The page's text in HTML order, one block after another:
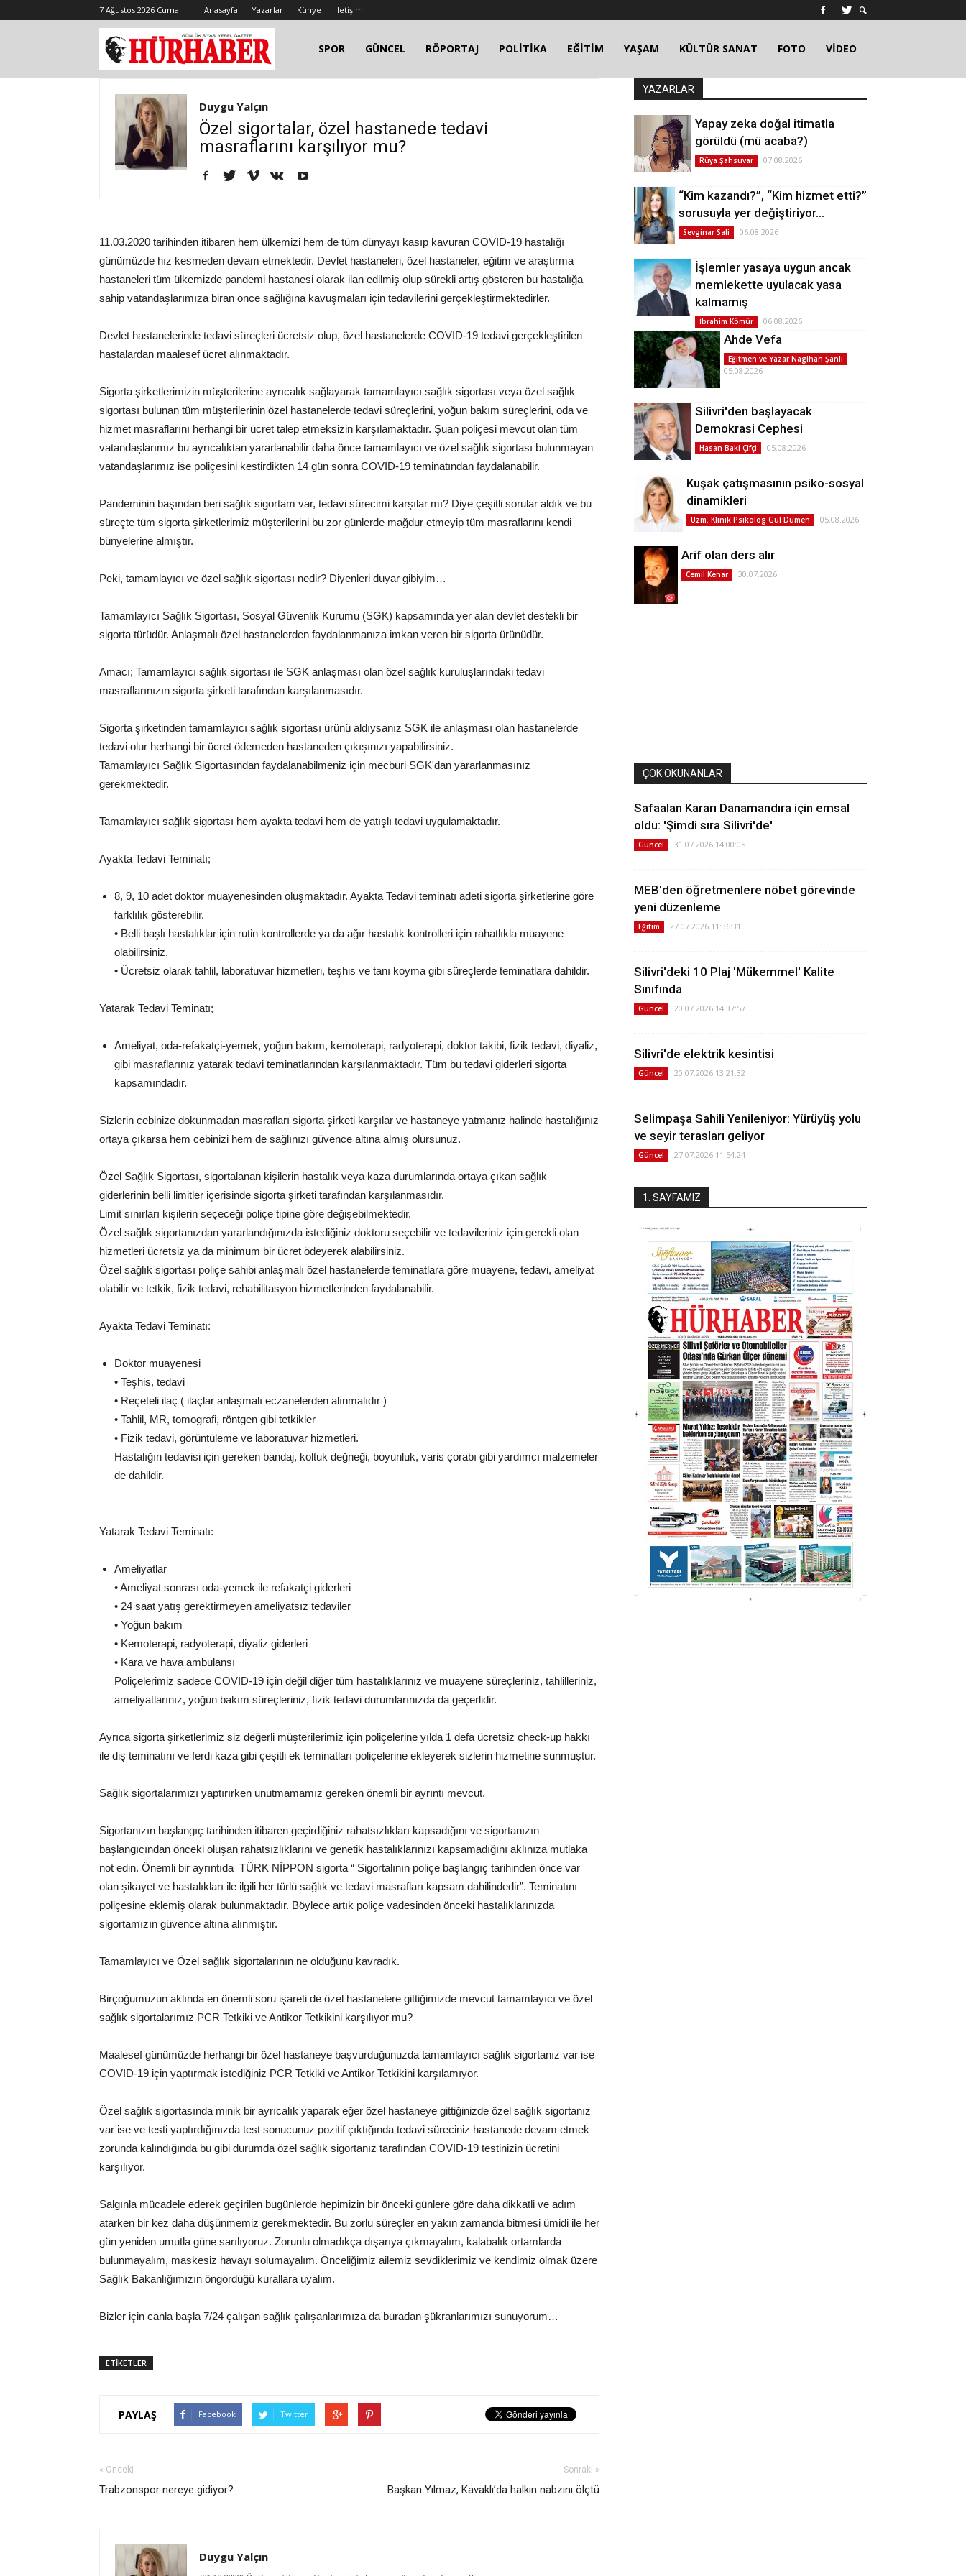
7 Ağustos 2026 Cuma Anasayfa Yazarlar Künye İletişim
SPOR GÜNCEL RÖPORTAJ POLİTİKA EĞİTİM YAŞAM KÜLTÜR SANAT FOTO VİDEO
Duygu Yalçın
Özel sigortalar, özel hastanede tedavi
masraflarını karşılıyor mu?
11.03.2020 tarihinden itibaren hem ülkemizi hem de tüm dünyayı kasıp kavuran COVID-19 hastalığı
günümüzde hız kesmeden devam etmektedir. Devlet hastaneleri, özel hastaneler, eğitim ve araştırma
hastaneleri tüm ülkemizde pandemi hastanesi olarak ilan edilmiş olup sürekli artış gösteren bu hastalığa
sahip vatandaşlarımıza biran önce sağlığına kavuşmaları için tedavilerini gerçekleştirmektedirler.
Devlet hastanelerinde tedavi süreçleri ücretsiz olup, özel hastanelerde COVID-19 tedavi gerçekleştirilen
hastalardan maalesef ücret alınmaktadır.
Sigorta şirketlerimizin müşterilerine ayrıcalık sağlayarak tamamlayıcı sağlık sigortası veya özel sağlık
sigortası bulunan tüm müşterilerinin özel hastanelerde tedavi süreçlerini, yoğun bakım süreçlerini, oda ve
hizmet masraflarını herhangi bir ücret talep etmeksizin karşılamaktadır. Şuan poliçesi mevcut olan tüm
vatandaşlarımız bu ayrıcalıktan yararlanabilir daha önce tamamlayıcı ve özel sağlık sigortası bulunmayan
vatandaşlarımız ise poliçesini kestirdikten 14 gün sonra COVID-19 teminatından faydalanabilir.
Pandeminin başından beri sağlık sigortam var, tedavi sürecimi karşılar mı? Diye çeşitli sorular aldık ve bu
süreçte tüm sigorta şirketlerimiz müşterilerini bu zor günlerde mağdur etmeyip tüm masraflarını kendi
bünyelerine almıştır.
Peki, tamamlayıcı ve özel sağlık sigortası nedir? Diyenleri duyar gibiyim…
Tamamlayıcı Sağlık Sigortası, Sosyal Güvenlik Kurumu (SGK) kapsamında yer alan devlet destekli bir
sigorta türüdür. Anlaşmalı özel hastanelerden faydalanmanıza imkan veren bir sigorta ürünüdür.
Amacı; Tamamlayıcı sağlık sigortası ile SGK anlaşması olan özel sağlık kuruluşlarındaki tedavi
masraflarınızın sigorta şirketi tarafından karşılanmasıdır.
Sigorta şirketinden tamamlayıcı sağlık sigortası ürünü aldıysanız SGK ile anlaşması olan hastanelerde
tedavi olur herhangi bir ücret ödemeden hastaneden çıkışınızı yapabilirsiniz.
Tamamlayıcı Sağlık Sigortasından faydalanabilmeniz için mecburi SGK'dan yararlanmasınız
gerekmektedir.
Tamamlayıcı sağlık sigortası hem ayakta tedavi hem de yatışlı tedavi uygulamaktadır.
Ayakta Tedavi Teminatı;
8, 9, 10 adet doktor muayenesinden oluşmaktadır. Ayakta Tedavi teminatı adeti sigorta şirketlerine göre
farklılık gösterebilir.
• Belli başlı hastalıklar için rutin kontrollerde ya da ağır hastalık kontrolleri için rahatlıkla muayene
olabilirsiniz.
• Ücretsiz olarak tahlil, laboratuvar hizmetleri, teşhis ve tanı koyma gibi süreçlerde teminatlara dahildir.
Yatarak Tedavi Teminatı;
Ameliyat, oda-refakatçi-yemek, yoğun bakım, kemoterapi, radyoterapi, doktor takibi, fizik tedavi, diyaliz,
gibi masraflarınız yatarak tedavi teminatlarından karşılanmaktadır. Tüm bu tedavi giderleri sigorta
kapsamındadır.
Sizlerin cebinize dokunmadan masrafları sigorta şirketi karşılar ve hastaneye yatmanız halinde hastalığınız
ortaya çıkarsa hem cebinizi hem de sağlınızı güvence altına almış olursunuz.
Özel Sağlık Sigortası, sigortalanan kişilerin hastalık veya kaza durumlarında ortaya çıkan sağlık
giderlerinin belli limitler içerisinde sigorta şirketi tarafından karşılanmasıdır.
Limit sınırları kişilerin seçeceği poliçe tipine göre değişebilmektedir.
Özel sağlık sigortanızdan yararlandığınızda istediğiniz doktoru seçebilir ve tedavileriniz için gerekli olan
hizmetleri ücretsiz ya da minimum bir ücret ödeyerek alabilirsiniz.
Özel sağlık sigortası poliçe sahibi anlaşmalı özel hastanelerde teminatlara göre muayene, tedavi, ameliyat
olabilir ve tetkik, fizik tedavi, rehabilitasyon hizmetlerinden faydalanabilir.
Ayakta Tedavi Teminatı:
Doktor muayenesi
• Teşhis, tedavi
• Reçeteli ilaç ( ilaçlar anlaşmalı eczanelerden alınmalıdır )
• Tahlil, MR, tomografi, röntgen gibi tetkikler
• Fizik tedavi, görüntüleme ve laboratuvar hizmetleri.
Hastalığın tedavisi için gereken bandaj, koltuk değneği, boyunluk, varis çorabı gibi yardımcı malzemeler
de dahildir.
Yatarak Tedavi Teminatı:
Ameliyatlar
• Ameliyat sonrası oda-yemek ile refakatçi giderleri
• 24 saat yatış gerektirmeyen ameliyatsız tedaviler
• Yoğun bakım
• Kemoterapi, radyoterapi, diyaliz giderleri
• Kara ve hava ambulansı
Poliçelerimiz sadece COVID-19 için değil diğer tüm hastalıklarınız ve muayene süreçleriniz, tahlilleriniz,
ameliyatlarınız, yoğun bakım süreçleriniz, fizik tedavi durumlarınızda da geçerlidir.
Ayrıca sigorta şirketlerimiz siz değerli müşterilerimiz için poliçelerine yılda 1 defa ücretsiz check-up hakkı
ile diş teminatını ve ferdi kaza gibi çeşitli ek teminatları poliçelerine ekleyerek sizlerin hizmetine sunmuştur.
Sağlık sigortalarımızı yaptırırken unutmamamız gereken önemli bir ayrıntı mevcut.
Sigortanızın başlangıç tarihinden itibaren geçirdiğiniz rahatsızlıkları kapsadığını ve sigortanızın
başlangıcından önceki oluşan rahatsızlıklarını ve genetik hastalıklarınızı kapsamadığını aklınıza mutlaka
not edin. Önemli bir ayrıntıda TÜRK NİPPON sigorta “ Sigortalının poliçe başlangıç tarihinden önce var
olan şikayet ve hastalıkları ile ilgili her türlü sağlık ve tedavi masrafları kapsam dahilindedir”. Teminatını
poliçesine eklemiş olarak bulunmaktadır. Böylece artık poliçe vadesinden önceki hastalıklarınızda
sigortamızın güvence altına alınmıştır.
Tamamlayıcı ve Özel sağlık sigortalarının ne olduğunu kavradık.
Birçoğumuzun aklında en önemli soru işareti de özel hastanelere gittiğimizde mevcut tamamlayıcı ve özel
sağlık sigortalarımız PCR Tetkiki ve Antikor Tetkikini karşılıyor mu?
Maalesef günümüzde herhangi bir özel hastaneye başvurduğunuzda tamamlayıcı sağlık sigortanız var ise
COVID-19 için yaptırmak istediğiniz PCR Tetkiki ve Antikor Tetkikini karşılamıyor.
Özel sağlık sigortasında minik bir ayrıcalık yaparak eğer özel hastaneye gittiğinizde özel sağlık sigortanız
var ise ve testi yaptırdığınızda test sonucunuz pozitif çıktığında tedavi süreciniz hastanede devam etmek
zorunda kalındığında bu gibi durumda özel sağlık sigortanız tarafından COVID-19 testinizin ücretini
karşılıyor.
Salgınla mücadele ederek geçirilen bugünlerde hepimizin bir önceki günlere göre daha dikkatli ve adım
atarken bir kez daha düşünmemiz gerekmektedir. Bu zorlu süreçler en yakın zamanda bitmesi ümidi ile her
gün yeniden umutla güne sarılıyoruz. Zorunlu olmadıkça dışarıya çıkmayalım, kalabalık ortamlarda
bulunmayalım, maskesiz havayı solumayalım. Önceliğimiz ailemiz sevdiklerimiz ve kendimiz olmak üzere
Sağlık Bakanlığımızın öngördüğü kurallara uyalım.
Bizler için canla başla 7/24 çalışan sağlık çalışanlarımıza da buradan şükranlarımızı sunuyorum…
ETİKETLER
PAYLAŞ Facebook Twitter
« Önceki
Trabzonspor nereye gidiyor?
Sonraki »
Başkan Yılmaz, Kavaklı’da halkın nabzını ölçtü
Duygu Yalçın
YAZARLAR
Yapay zeka doğal itimatla
görüldü (mü acaba?)
Rüya Şahsuvar 07.08.2026
“Kim kazandı?”, “Kim hizmet etti?”
sorusuyla yer değiştiriyor…
Sevginar Sali 06.08.2026
İşlemler yasaya uygun ancak
memlekette uyulacak yasa
kalmamış
İbrahim Kömür 06.08.2026
Ahde Vefa
Eğitmen ve Yazar Nagihan Şanlı
05.08.2026
Silivri'den başlayacak
Demokrasi Cephesi
Hasan Baki Çifçi 05.08.2026
Kuşak çatışmasının psiko-sosyal
dinamikleri
Uzm. Klinik Psikolog Gül Dümen 05.08.2026
Arif olan ders alır
Cemil Kenar 30.07.2026
ÇOK OKUNANLAR
Safaalan Kararı Danamandıra için emsal
oldu: 'Şimdi sıra Silivri'de'
Güncel 31.07.2026 14:00:05
MEB'den öğretmenlere nöbet görevinde
yeni düzenleme
Eğitim 27.07.2026 11:36:31
Silivri'deki 10 Plaj 'Mükemmel' Kalite
Sınıfında
Güncel 20.07.2026 14:37:57
Silivri'de elektrik kesintisi
Güncel 20.07.2026 13:21:32
Selimpaşa Sahili Yenileniyor: Yürüyüş yolu
ve seyir terasları geliyor
Güncel 27.07.2026 11:54:24
1. SAYFAMIZ